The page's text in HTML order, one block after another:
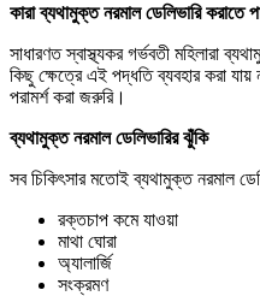
কারাব্যথামুক্তনরমালডেলিভারিকরাতে
সাধারণত স্বাস্থ্যকর গর্ভবতী মহিলারা
কিছু ক্ষেত্রে এই পদ্ধতি ব্যবহার করা
পরামর্শ করা জরুরি।
ব্যথামুক্তনরমালডেলিভারিরঝুঁকি
সব চিকিৎসার মতোই ব্যথামুক্ত নরমাল
রক্তচাপ কমে যাওয়া
মাথা ঘোরা
অ্যালার্জি
সংক্রমণ